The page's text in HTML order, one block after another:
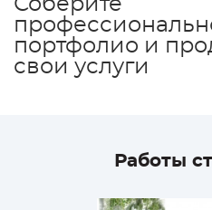
Соберите
портфолио и
свои услуги
Работы